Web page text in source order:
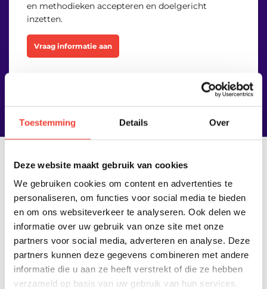
Toestemming Details Over
Deze website maakt gebruik van cookies
We gebruiken cookies om content en advertenties te
personaliseren, om functies voor social media te bieden
en om ons websiteverkeer te analyseren. Ook delen we
informatie over uw gebruik van onze site met onze
partners voor social media, adverteren en analyse. Deze
partners kunnen deze gegevens combineren met andere
informatie die u aan ze heeft verstrekt of die ze hebben
verzameld op basis van uw gebruik van hun services.
en methodieken accepteren en doelgericht
inzetten.
Vraag informatie aan
350.000+ cursisten getraind van organisaties
in diverse branches